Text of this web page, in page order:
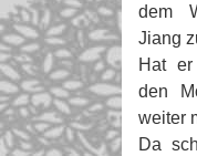
dem
Jiang
Hat
den
weiter
Da